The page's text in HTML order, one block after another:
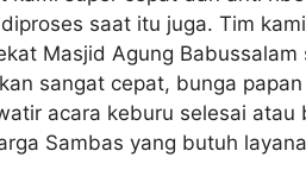
saat itu juga. Tim
Masjid Agung
sangat cepat, bunga
acara keburu selesai atau
Sambas yang butuh